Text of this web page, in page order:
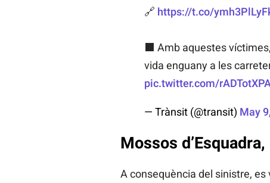
🔗 https://t.co/
⬛️ Amb aquestes
vida enguany a les
pic.twitter.com/
— Trànsit (@transit) May
Mossos
A consequència del sinistre,